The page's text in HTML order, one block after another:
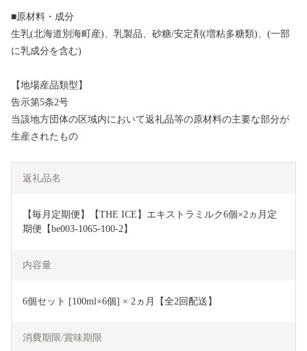
■原材料・成分
生乳(北海道別海町産)、乳製品、砂糖/安定剤(増粘多糖類)、(一部
に乳成分を含む)
【地場産品類型】
告示第5条2号
当該地方団体の区域内において返礼品等の原材料の主要な部分が
生産されたもの
返礼品名
【毎月定期便】【THE ICE】エキストラミルク6個×2ヵ月定
期便【be003-1065-100-2】
内容量
6個セット [100ml×6個] × 2ヵ月【全2回配送】
消費期限/賞味期限